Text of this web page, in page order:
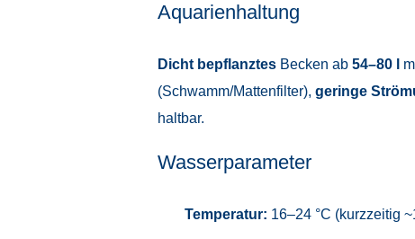
Aquarienhaltung
Dicht bepflanztesBecken ab 54–80 l
(Schwamm/Mattenfilter), geringe
haltbar.
Wasserparameter
Temperatur: 16–24 °C (kurzzeitig